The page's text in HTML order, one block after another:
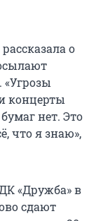
о
концерты
нет. Это
что я знаю»,
«Дружба» в
сдают